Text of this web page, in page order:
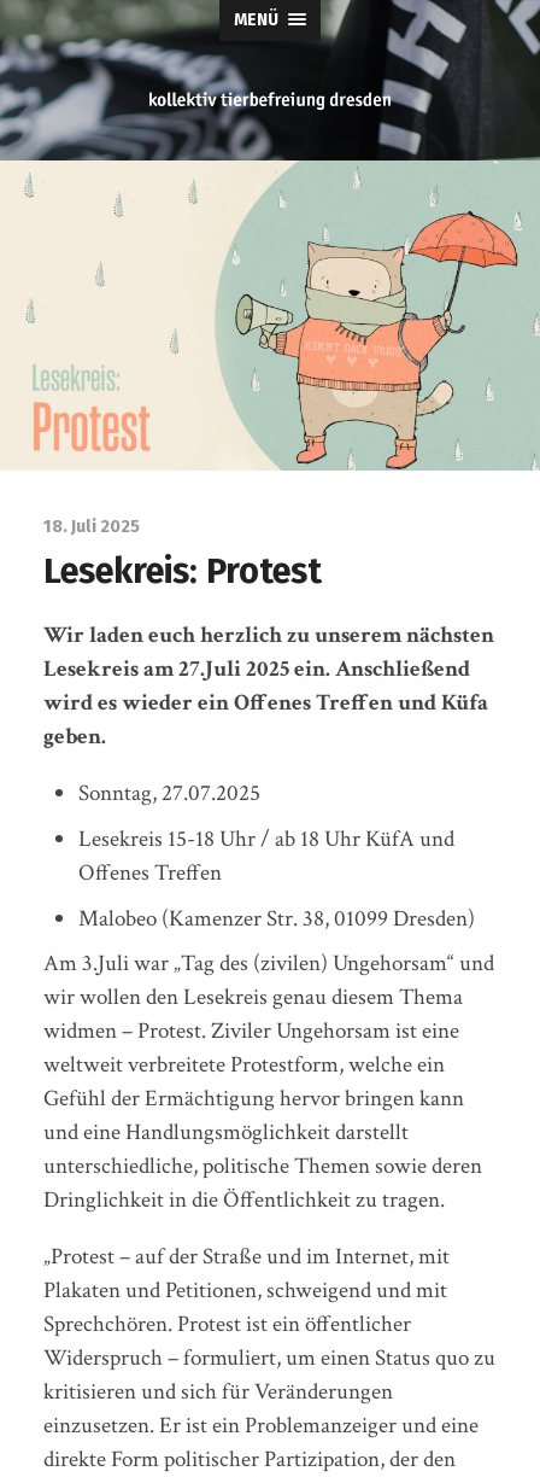
MENÜ
tierbefreiung
dresden
18. Juli 2025
Lesekreis: Protest
Wir laden euch herzlich zu unserem nächsten
Lesekreis am 27.Juli 2025 ein. Anschließend
wird es wieder ein Offenes Treffen und Küfa
geben.
Sonntag, 27.07.2025
Lesekreis 15-18 Uhr / ab 18 Uhr KüfA und
Offenes Treffen
Malobeo (Kamenzer Str. 38, 01099 Dresden)
Am 3.Juli war „Tag des (zivilen) Ungehorsam“ und
wir wollen den Lesekreis genau diesem Thema
widmen – Protest. Ziviler Ungehorsam ist eine
weltweit verbreitete Protestform, welche ein
Gefühl der Ermächtigung hervor bringen kann
und eine Handlungsmöglichkeit darstellt
unterschiedliche, politische Themen sowie deren
Dringlichkeit in die Öffentlichkeit zu tragen.
„Protest – auf der Straße und im Internet, mit
Plakaten und Petitionen, schweigend und mit
Sprechchören. Protest ist ein öffentlicher
Widerspruch – formuliert, um einen Status quo zu
kritisieren und sich für Veränderungen
einzusetzen. Er ist ein Problemanzeiger und eine
direkte Form politischer Partizipation, der den